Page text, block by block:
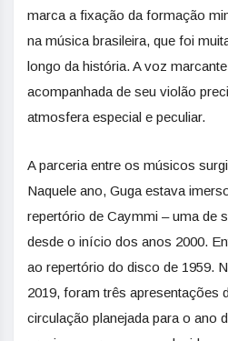
marca a fixação da formação
na música brasileira, que foi
longo da história. A voz
acompanhada de seu violão
atmosfera especial e peculiar.
A parceria entre os músicos
Naquele ano, Guga estava
repertório de Caymmi – uma de
desde o início dos anos 2000.
ao repertório do disco de 1959.
2019, foram três apresentações
circulação planejada para o ano